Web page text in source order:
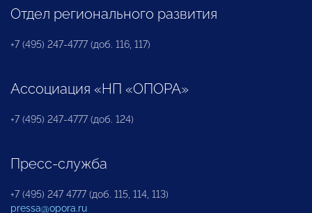
Отдел регионального развития
+7 (495) 247-4777 (доб. 116, 117)
Ассоциация «НП «ОПОРА»
+7 (495) 247-4777 (доб. 124)
Пресс-служба
+7 (495) 247 4777 (доб. 115, 114, 113)
pressa@opora.ru